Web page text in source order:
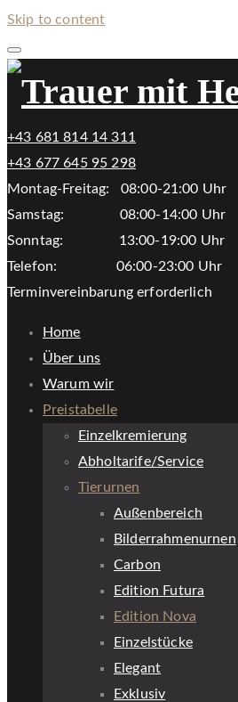
Skip to content
+43 681 814 14 311
+43 677 645 95 298
Montag-Freitag: 08:00-21:00 Uhr
Samstag: 08:00-14:00 Uhr
Sonntag: 13:00-19:00 Uhr
Telefon: 06:00-23:00 Uhr
Terminvereinbarung erforderlich
Home
Über uns
Warum wir
Preistabelle
Einzelkremierung
Abholtarife/Service
Tierurnen
Außenbereich
Bilderrahmenurnen
Carbon
Edition Futura
Edition Nova
Einzelstücke
Elegant
Exklusiv